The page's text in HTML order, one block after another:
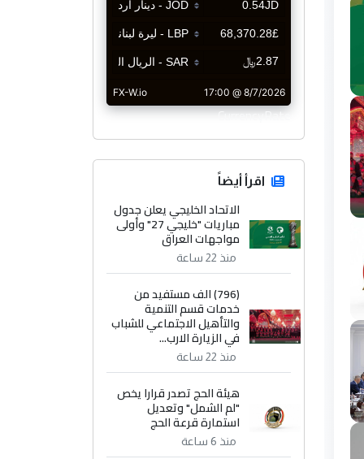
CurrencyRate
اقرأ أيضاً
الاتحاد الخليجي يعلن جدول
مباريات "خليجي 27" وأولى
مواجهات العراق
منذ 22 ساعة
(796) الف مستفيد من
خدمات قسم التنمية
والتأهيل الاجتماعي للشباب
في الزيارة الارب...
منذ 22 ساعة
هيئة الحج تصدر قرارا يخص
"لم الشمل" وتعديل
استمارة قرعة الحج
منذ 6 ساعة